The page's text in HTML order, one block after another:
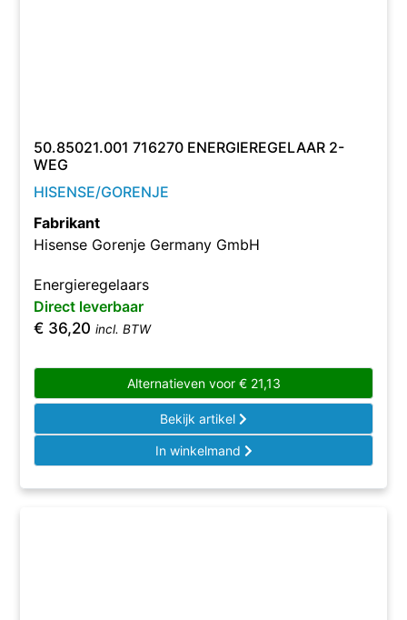
50.85021.001 716270 ENERGIEREGELAAR 2-
WEG
HISENSE/GORENJE
Fabrikant
Hisense Gorenje Germany GmbH
Energieregelaars
Direct leverbaar
€ 36,20 incl. BTW
Alternatieven voor €21,13
Bekijk artikel
In winkelmand